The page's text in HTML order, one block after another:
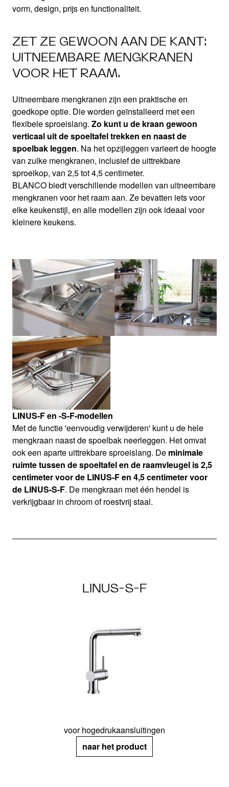
vorm, design, prijs en functionaliteit.
ZET ZE GEWOON AAN DE KANT:
UITNEEMBARE MENGKRANEN
VOOR HET RAAM.
Uitneembare mengkranen zijn een praktische en
goedkope optie. Die worden geïnstalleerd met een
flexibele sproeislang. Zo kunt u de kraan gewoon
verticaal uit de spoeltafel trekken en naast de
spoelbak leggen. Na het opzijleggen varieert de hoogte
van zulke mengkranen, inclusief de uittrekbare
sproeikop, van 2,5 tot 4,5 centimeter.
BLANCO biedt verschillende modellen van uitneembare
mengkranen voor het raam aan. Ze bevatten iets voor
elke keukenstijl, en alle modellen zijn ook ideaal voor
kleinere keukens.
LINUS-F en -S-F-modellen
Met de functie 'eenvoudig verwijderen' kunt u de hele
mengkraan naast de spoelbak neerleggen. Het omvat
ook een aparte uittrekbare sproeislang. De minimale
ruimte tussen de spoeltafel en de raamvleugel is 2,5
centimeter voor de LINUS-F en 4,5 centimeter voor
de LINUS-S-F. De mengkraan met één hendel is
verkrijgbaar in chroom of roestvrij staal.
LINUS-S-F
voor hogedrukaansluitingen
naar het product